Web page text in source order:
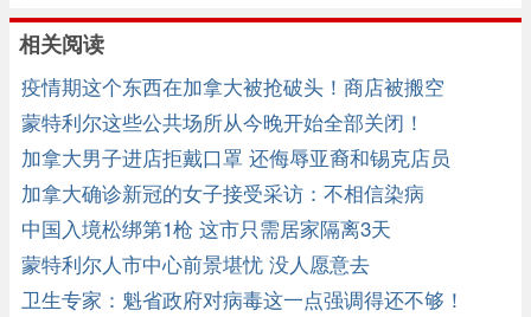
相关阅读
疫情期这个东西在加拿大被抢破头！商店被搬空
蒙特利尔这些公共场所从今晚开始全部关闭！
加拿大男子进店拒戴口罩 还侮辱亚裔和锡克店员
加拿大确诊新冠的女子接受采访：不相信染病
中国入境松绑第1枪 这市只需居家隔离3天
蒙特利尔人市中心前景堪忧 没人愿意去
卫生专家：魁省政府对病毒这一点强调得还不够！